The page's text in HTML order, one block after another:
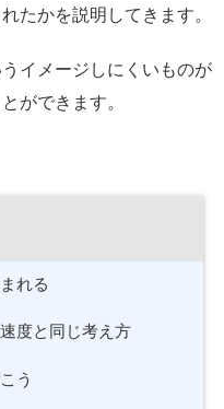
たかを説明してきます。
イメージしにくいものが
ができます。
れる
度と同じ考え方
う